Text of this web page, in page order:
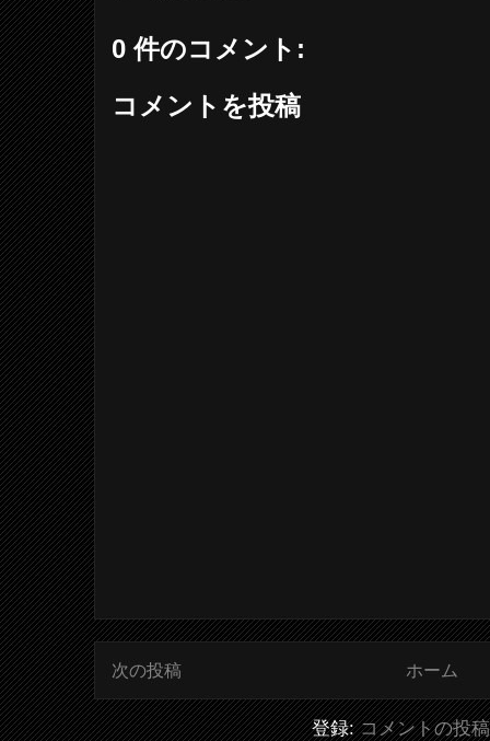
0 件のコメント:
コメントを投稿
次の投稿 ホーム
登録:コメントの投